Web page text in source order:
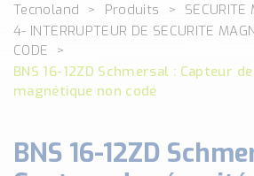
Classé par catégorie
DEBIT
DETECTION
ANALYSE PHYSICO-CHIMIQUE
Voir toutes les catégories …
Tecnoland Produits
SECURITE
4- INTERRUPTEUR DE SECURITE
CODE
BNS 16-12ZD Schmersal : Capteur
magnétique non codé
BNS 16-12ZD